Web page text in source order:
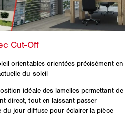
orientables orientées précisément en
du soleil
idéale des lamelles permettant de
direct, tout en laissant passer
du jour diffuse pour éclairer la pièce